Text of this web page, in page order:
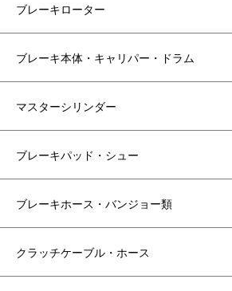
ブレーキローター
ブレーキ本体・キャリパー・ドラム
マスターシリンダー
ブレーキパッド・シュー
ブレーキホース・バンジョー類
クラッチケーブル・ホース